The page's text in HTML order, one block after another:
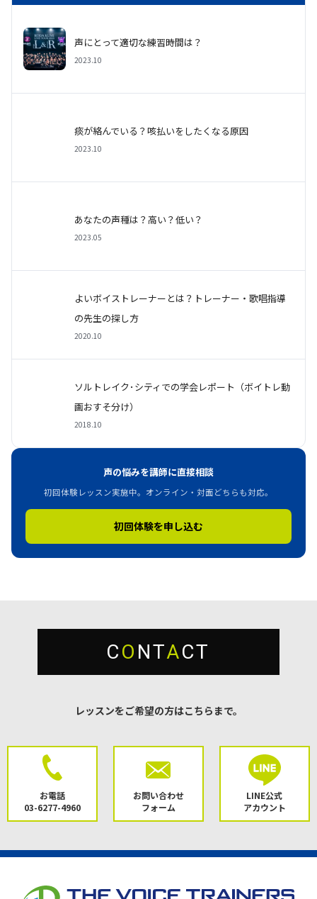
声にとって適切な練習時間は？
2023.10
痰が絡んでいる？咳払いをしたくなる原因
2023.10
あなたの声種は？高い？低い？
2023.05
よいボイストレーナーとは？トレーナー・歌唱指導
の先生の探し方
2020.10
ソルトレイク･シティでの学会レポート（ボイトレ動
画おすそ分け）
2018.10
声の悩みを講師に直接相談
初回体験レッスン実施中。オンライン・対面どちらも対応。
初回体験を申し込む
CO NTACT
レッスンをご希望の方はこちらまで。
お電話
03-6277-4960
お問い合わせ
フォーム
LINE公式
アカウント